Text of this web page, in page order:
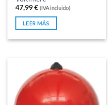
con
0
de
5
47,99€ (IVA incluido)
LEER MÁS